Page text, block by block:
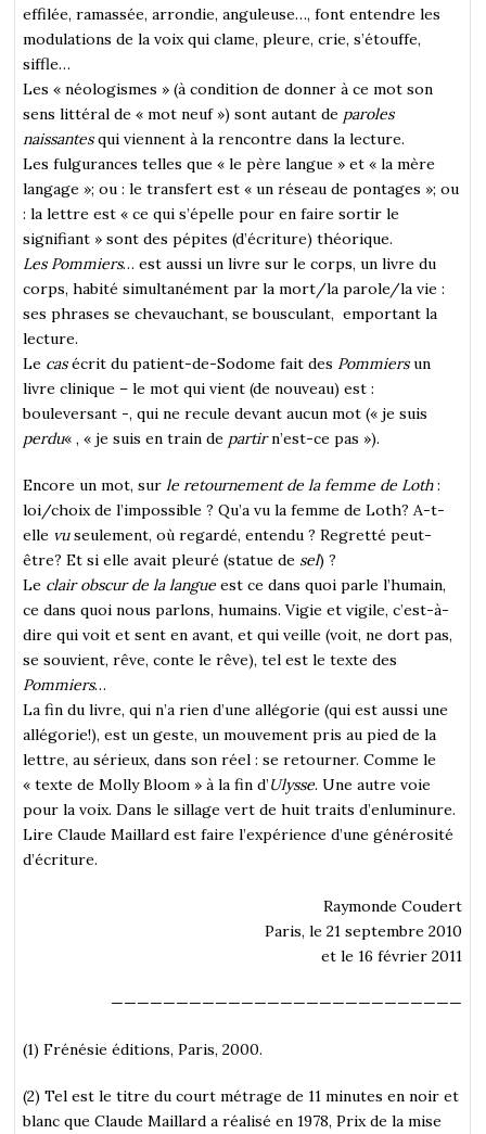
effilée, ramassée, arrondie, anguleuse…, font entendre les
modulations de la voix qui clame, pleure, crie, s’étouffe,
siffle…
Les « néologismes » (à condition de donner à ce mot son
sens littéral de « mot neuf ») sont autant de paroles
naissantesqui viennent à la rencontre dans la lecture.
Les fulgurances telles que « le père langue » et « la mère
langage »; ou : le transfert est « un réseau de pontages »; ou
: la lettre est « ce qui s’épelle pour en faire sortir le
signifiant » sont des pépites (d’écriture) théorique.
Les Pommiers… est aussi un livre sur le corps, un livre du
corps, habité simultanément par la mort/la parole/la vie :
ses phrases se chevauchant, se bousculant, emportant la
lecture.
Le casécrit du patient-de-Sodome fait des Pommiersun
livre clinique – le mot qui vient (de nouveau) est :
bouleversant -, qui ne recule devant aucun mot (« je suis
perdu« , « je suis en train de partirn’est-ce pas »).
Encore un mot, sur le retournement de la femme de Loth:
loi/choix de l’impossible ? Qu’a vu la femme de Loth? A-t-
elle vuseulement, où regardé, entendu ? Regretté peut-
être? Et si elle avait pleuré (statue de sel) ?
Le clair obscur de la langue est ce dans quoi parle l’humain,
ce dans quoi nous parlons, humains. Vigie et vigile, c’est-à-
dire qui voit et sent en avant, et qui veille (voit, ne dort pas,
se souvient, rêve, conte le rêve), tel est le texte des
Pommiers…
La fin du livre, qui n’a rien d’une allégorie (qui est aussi une
allégorie!), est un geste, un mouvement pris au pied de la
lettre, au sérieux, dans son réel : se retourner. Comme le
« texte de Molly Bloom » à la fin d’Ulysse. Une autre voie
pour la voix. Dans le sillage vert de huit traits d’enluminure.
Lire Claude Maillard est faire l’expérience d’une générosité
d’écriture.
Raymonde Coudert
Paris, le 21 septembre 2010
et le 16 février 2011
———————————————————————————
(1) Frénésie éditions, Paris, 2000.
(2) Tel est le titre du court métrage de 11 minutes en noir et
blanc que Claude Maillard a réalisé en 1978, Prix de la mise